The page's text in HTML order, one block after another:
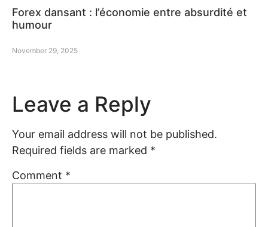
Forex dansant : l’économie entre absurdité et
humour
November 29, 2025
Leave a Reply
Your email address will not be published.
Required fields are marked *
Comment *